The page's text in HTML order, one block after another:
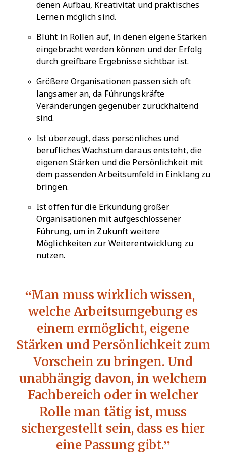
denen Aufbau, Kreativität und praktisches
Lernen möglich sind.
Blüht in Rollen auf, in denen eigene Stärken
eingebracht werden können und der Erfolg
durch greifbare Ergebnisse sichtbar ist.
Größere Organisationen passen sich oft
langsamer an, da Führungskräfte
Veränderungen gegenüber zurückhaltend
sind.
Ist überzeugt, dass persönliches und
berufliches Wachstum daraus entsteht, die
eigenen Stärken und die Persönlichkeit mit
dem passenden Arbeitsumfeld in Einklang zu
bringen.
Ist offen für die Erkundung großer
Organisationen mit aufgeschlossener
Führung, um in Zukunft weitere
Möglichkeiten zur Weiterentwicklung zu
nutzen.
Man muss wirklich wissen,
welche Arbeitsumgebung es
einem ermöglicht, eigene
Stärken und Persönlichkeit zum
Vorschein zu bringen. Und
unabhängig davon, in welchem
Fachbereich oder in welcher
Rolle man tätig ist, muss
sichergestellt sein, dass es hier
eine Passung gibt.